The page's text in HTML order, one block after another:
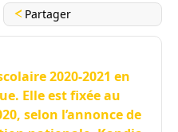
Partager
2020-2021 en
Elle est fixée au
selon l’annonce de